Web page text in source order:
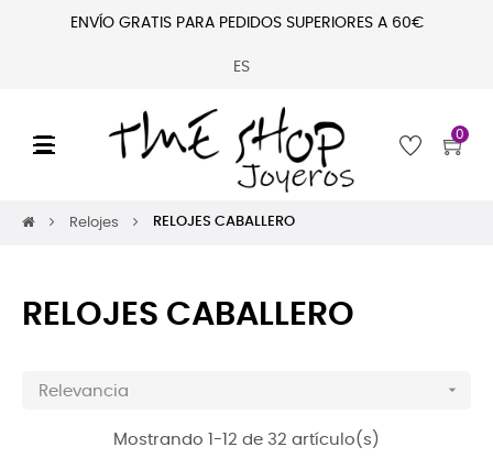
ENVÍO GRATIS PARA PEDIDOS SUPERIORES A 60€
ES
Navegación
☰ 0
Relojes RELOJES CABALLERO
RELOJES CABALLERO
Relevancia 
Mostrando 1-12 de 32 artículo(s)